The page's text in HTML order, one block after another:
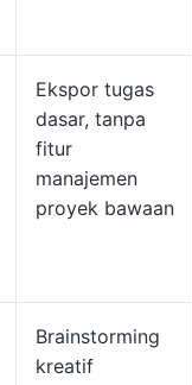
Ekspor tugas
dasar, tanpa
fitur
manajemen
proyek bawaan
Brainstorming
kreatif